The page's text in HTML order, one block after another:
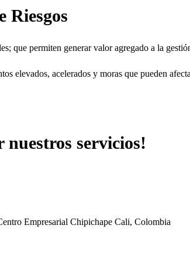
Riesgos
que permiten generar valor agregado a la
elevados, acelerados y moras que pueden
nuestros servicios!
Empresarial Chipichape Cali, Colombia